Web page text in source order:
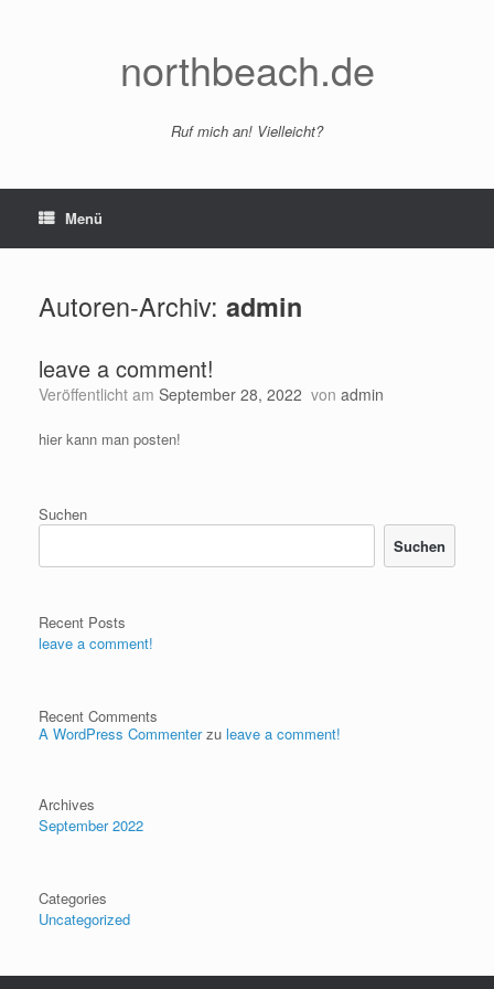
northbeach.de
Ruf mich an! Vielleicht?
Menü
Autoren-Archiv: admin
leave a comment!
Veröffentlicht am September 28, 2022 von admin
hier kann man posten!
Suchen
Suchen
Recent Posts
leave a comment!
Recent Comments
A WordPress Commenterzu leave a comment!
Archives
September 2022
Categories
Uncategorized